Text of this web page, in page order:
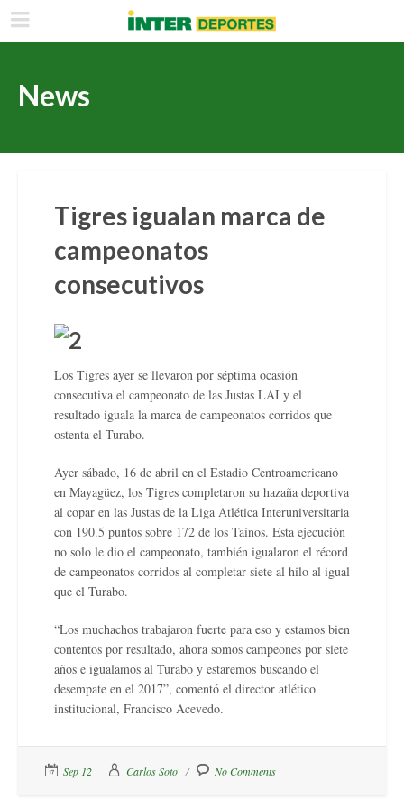
News
Tigres igualan marca de
campeonatos
consecutivos
Los Tigres ayer se llevaron por séptima ocasión
consecutiva el campeonato de las Justas LAI y el
resultado iguala la marca de campeonatos corridos que
ostenta el Turabo.
Ayer sábado, 16 de abril en el Estadio Centroamericano
en Mayagüez, los Tigres completaron su hazaña deportiva
al copar en las Justas de la Liga Atlética Interuniversitaria
con 190.5 puntos sobre 172 de los Taínos. Esta ejecución
no solo le dio el campeonato, también igualaron el récord
de campeonatos corridos al completar siete al hilo al igual
que el Turabo.
“Los muchachos trabajaron fuerte para eso y estamos bien
contentos por resultado, ahora somos campeones por siete
años e igualamos al Turabo y estaremos buscando el
desempate en el 2017”, comentó el director atlético
institucional, Francisco Acevedo.
Sep 12 Carlos Soto No Comments